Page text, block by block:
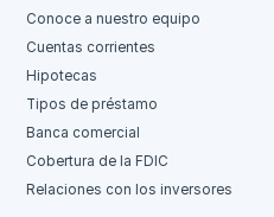
Conoce a nuestro equipo
Cuentas corrientes
Hipotecas
Tipos de préstamo
Banca comercial
Cobertura de la FDIC
Relaciones con los inversores